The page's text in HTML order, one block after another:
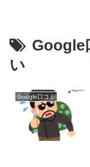
Google
い
Google口コミ